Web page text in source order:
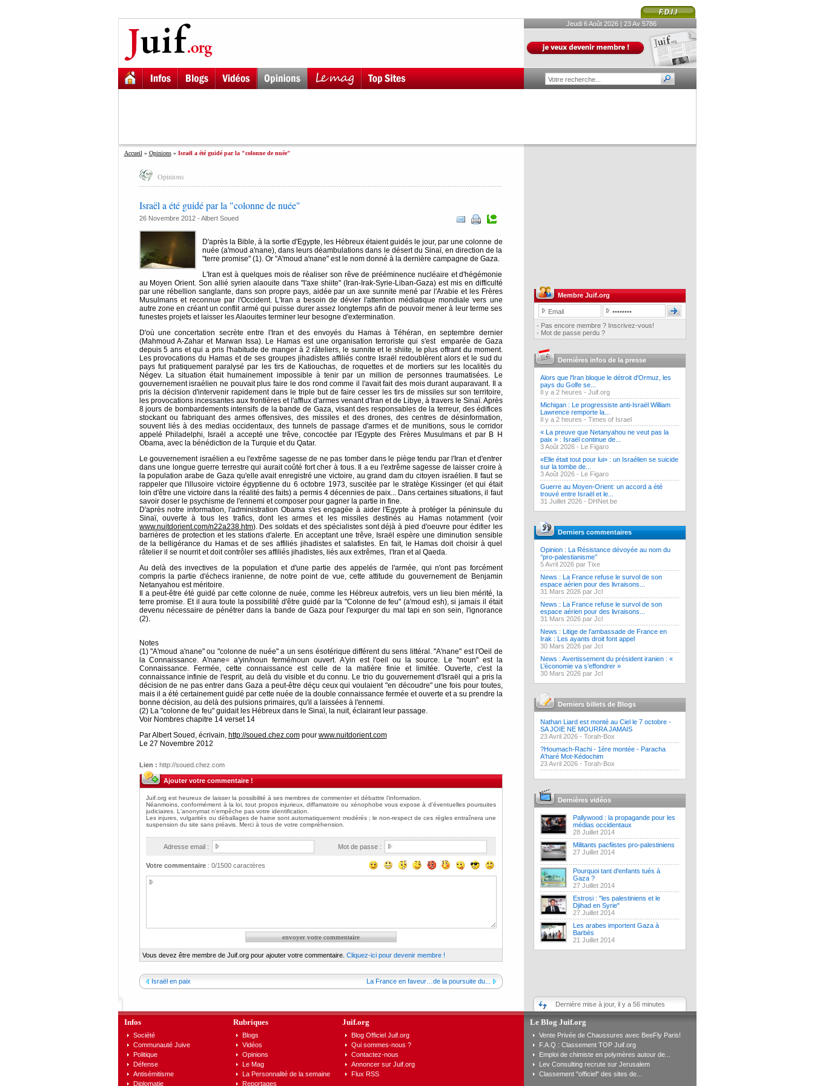
Jeudi 6 Août 2026 | 23 Av 5786
Accueil » Opinions» Israël a été guidé par la "colonne de nuée"
Opinions
Israël a été guidé par la "colonne de nuée"
26 Novembre 2012 - Albert Soued
D'après la Bible, à la sortie d'Egypte, les Hébreux étaient guidés le jour, par une colonne de
nuée (a'moud a'nane), dans leurs déambulations dans le désert du Sinaï, en direction de la
"terre promise" (1). Or "A'moud a'nane" est le nom donné à la dernière campagne de Gaza.
L'Iran est à quelques mois de réaliser son rêve de prééminence nucléaire et d'hégémonie
au Moyen Orient. Son allié syrien alaouite dans "l'axe shiite" (Iran-Irak-Syrie-Liban-Gaza) est mis en difficulté
par une rébellion sanglante, dans son propre pays, aidée par un axe sunnite mené par l'Arabie et les Frères
Musulmans et reconnue par l'Occident. L'Iran a besoin de dévier l'attention médiatique mondiale vers une
autre zone en créant un conflit armé qui puisse durer assez longtemps afin de pouvoir mener à leur terme ses
funestes projets et laisser les Alaouites terminer leur besogne d'extermination.
D'où une concertation secrète entre l'Iran et des envoyés du Hamas à Téhéran, en septembre dernier
(Mahmoud A-Zahar et Marwan Issa). Le Hamas est une organisation terroriste qui s'est emparée de Gaza
depuis 5 ans et qui a pris l'habitude de manger à 2 râteliers, le sunnite et le shiite, le plus offrant du moment.
Les provocations du Hamas et de ses groupes jihadistes affiliés contre Israël redoublèrent alors et le sud du
pays fut pratiquement paralysé par les tirs de Katiouchas, de roquettes et de mortiers sur les localités du
Négev. La situation était humainement impossible à tenir par un million de personnes traumatisées. Le
gouvernement israélien ne pouvait plus faire le dos rond comme il l'avait fait des mois durant auparavant. Il a
pris la décision d'intervenir rapidement dans le triple but de faire cesser les tirs de missiles sur son territoire,
les provocations incessantes aux frontières et l'afflux d'armes venant d'Iran et de Libye, à travers le Sinaï. Après
8 jours de bombardements intensifs de la bande de Gaza, visant des responsables de la terreur, des édifices
stockant ou fabriquant des armes offensives, des missiles et des drones, des centres de désinformation,
souvent liés à des medias occidentaux, des tunnels de passage d'armes et de munitions, sous le corridor
appelé Philadelphi, Israël a accepté une trêve, concoctée par l'Egypte des Frères Musulmans et par B H
Obama, avec la bénédiction de la Turquie et du Qatar.
Le gouvernement israélien a eu l'extrême sagesse de ne pas tomber dans le piège tendu par l'Iran et d'entrer
dans une longue guerre terrestre qui aurait coûté fort cher à tous. Il a eu l'extrême sagesse de laisser croire à
la population arabe de Gaza qu'elle avait enregistré une victoire, au grand dam du citoyen israélien. Il faut se
rappeler que l'illusoire victoire égyptienne du 6 octobre 1973, suscitée par le stratège Kissinger (et qui était
loin d'être une victoire dans la réalité des faits) a permis 4 décennies de paix... Dans certaines situations, il faut
savoir doser le psychisme de l'ennemi et composer pour gagner la partie in fine.
D'après notre information, l'administration Obama s'es engagée à aider l'Egypte à protéger la péninsule du
Sinaï, ouverte à tous les trafics, dont les armes et les missiles destinés au Hamas notamment (voir
www.nuitdorient.com/n22a238.htm). Des soldats et des spécialistes sont déjà à pied d'oeuvre pour édifier les
barrières de protection et les stations d'alerte. En acceptant une trêve, Israël espère une diminution sensible
de la belligérance du Hamas et de ses affiliés jihadistes et salafistes. En fait, le Hamas doit choisir à quel
râtelier il se nourrit et doit contrôler ses affiliés jihadistes, liés aux extrêmes, l'Iran et al Qaeda.
Au delà des invectives de la population et d'une partie des appelés de l'armée, qui n'ont pas forcément
compris la partie d'échecs iranienne, de notre point de vue, cette attitude du gouvernement de Benjamin
Netanyahou est méritoire.
Il a peut-être été guidé par cette colonne de nuée, comme les Hébreux autrefois, vers un lieu bien mérité, la
terre promise. Et il aura toute la possibilité d'être guidé par la "Colonne de feu" (a'moud esh), si jamais il était
devenu nécessaire de pénétrer dans la bande de Gaza pour l'expurger du mal tapi en son sein, l'ignorance
(2).
Notes
(1) "A'moud a'nane" ou "colonne de nuée" a un sens ésotérique différent du sens littéral. "A'nane" est l'Oeil de
la Connaissance. A'nane= a'yin/noun fermé/noun ouvert. A'yin est l'oeil ou la source. Le "noun" est la
Connaissance. Fermée, cette connaissance est celle de la matière finie et limitée. Ouverte, c'est la
connaissance infinie de l'esprit, au delà du visible et du connu. Le trio du gouvernement d'Israël qui a pris la
décision de ne pas entrer dans Gaza a peut-être déçu ceux qui voulaient "en découdre" une fois pour toutes,
mais il a été certainement guidé par cette nuée de la double connaissance fermée et ouverte et a su prendre la
bonne décision, au delà des pulsions primaires, qu'il a laissées à l'ennemi.
(2) La "colonne de feu" guidait les Hébreux dans le Sinaï, la nuit, éclairant leur passage.
Voir Nombres chapitre 14 verset 14
Par Albert Soued, écrivain, http://soued.chez.compour www.nuitdorient.com
Le 27 Novembre 2012
Lien : http://soued.chez.com
Ajouter votre commentaire !
Adresse email : Mot de passe :
Votre commentaire: 0/1500 caractères
Vous devez être membre de Juif.org pour ajouter votre commentaire. Cliquez-ici pour devenir membre !
Israël en paix La France en faveur…de la poursuite du...
Membre Juif.org
· Pas encore membre ? Inscrivez-vous!
· Mot de passe perdu ?
Dernières infos de la presse
Alors que l'Iran bloque le détroit d'Ormuz, les
pays du Golfe se...
Il y a 2 heures - Juif.org
Michigan : Le progressiste anti-Israël William
Lawrence remporte la...
Il y a 2 heures - Times of Israel
« La preuve que Netanyahou ne veut pas la
paix » : Israël continue de...
3 Août 2026 - Le Figaro
«Elle était tout pour lui» : un Israélien se suicide
sur la tombe de...
3 Août 2026 - Le Figaro
Guerre au Moyen-Orient: un accord a été
trouvé entre Israël et le...
31 Juillet 2026 - DHNet.be
Derniers commentaires
Opinion : La Résistance dévoyée au nom du
‘’pro-palestianisme’’
5 Avril 2026 par Tixe
News : La France refuse le survol de son
espace aérien pour des livraisons...
31 Mars 2026 par Jcl
News : La France refuse le survol de son
espace aérien pour des livraisons...
31 Mars 2026 par Jcl
News : Litige de l’ambassade de France en
Irak : Les ayants droit font appel
30 Mars 2026 par Jcl
News : Avertissement du président iranien : «
L’économie va s’effondrer »
30 Mars 2026 par Jcl
Derniers billets de Blogs
Nathan Liard est monté au Ciel le 7 octobre -
SA JOIE NE MOURRA JAMAIS
23 Avril 2026 - Torah-Box
?Houmach-Rachi - 1ère montée - Paracha
A'haré Mot-Kédochim
23 Avril 2026 - Torah-Box
Dernières vidéos
Pallywood : la propagande pour les
médias occidentaux
28 Juillet 2014
Militants pacfiistes pro-palestiniens
27 Juillet 2014
Pourquoi tant d'enfants tués à
Gaza ?
27 Juillet 2014
Estrosi : "les palestiniens et le
Djihad en Syrie"
27 Juillet 2014
Les arabes importent Gaza à
Barbès
21 Juillet 2014
Dernière mise à jour, il y a 56 minutes
Infos
Société
Communauté Juive
Politique
Défense
Antisémitisme
Diplomatie
Rubriques
Blogs
Vidéos
Opinions
Le Mag
La Personnalité de la semaine
Reportages
Juif.org
Blog Officiel Juif.org
Qui sommes-nous ?
Contactez-nous
Annoncer sur Juif.org
Flux RSS
Le Blog Juif.org
Vente Privée de Chaussures avec BeeFly Paris!
F.A.Q : Classement TOP Juif.org
Emploi de chimiste en polymères autour de...
Lev Consulting recrute sur Jerusalem
Classement "officiel" des sites de...